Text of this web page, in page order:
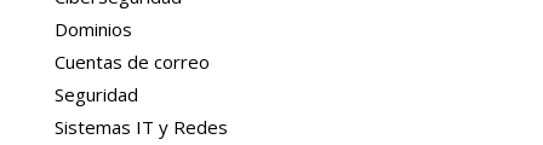
Dominios
Cuentas de correo
Seguridad
Sistemas IT y Redes